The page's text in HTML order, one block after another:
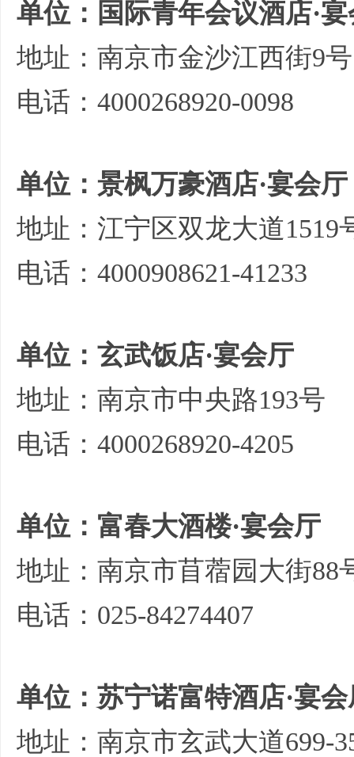
单位：国际青年会议酒店·
地址：南京市金沙江西街9号
电话：4000268920-0098
单位：景枫万豪酒店·宴会厅
地址：江宁区双龙大道1519
电话：4000908621-41233
单位：玄武饭店·宴会厅
地址：南京市中央路193号
电话：4000268920-4205
单位：富春大酒楼·宴会厅
地址：南京市苜蓿园大街88
电话：025-84274407
单位：苏宁诺富特酒店·宴会
地址：南京市玄武大道699-